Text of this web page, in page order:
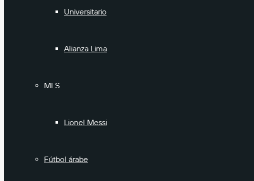
Universitario
Alianza Lima
MLS
Lionel Messi
Fútbol árabe